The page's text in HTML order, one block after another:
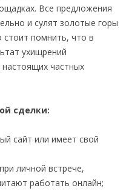
Все предложения
и сулят золотые горы
стоит помнить, что в
ухищрений
частных
сделки:
сайт или имеет свой
личной встрече,
работать онлайн;